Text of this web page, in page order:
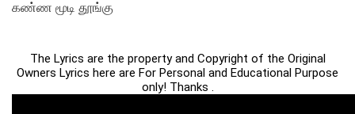
கண்ண மூடி தூங்கு
The Lyrics are the property and Copyright of the Original
Owners Lyrics here are For Personal and Educational Purpose
only! Thanks .